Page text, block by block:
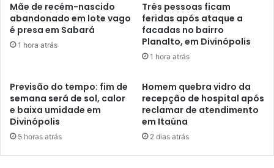
Mãe de recém-nascido
abandonado em lote vago
é presa em Sabará
1 hora atrás
Três pessoas ficam
feridas após ataque a
facadas no bairro
Planalto, em Divinópolis
1 hora atrás
Previsão do tempo: fim de
semana será de sol, calor
e baixa umidade em
Divinópolis
5 horas atrás
Homem quebra vidro da
recepção de hospital após
reclamar de atendimento
em Itaúna
2 dias atrás